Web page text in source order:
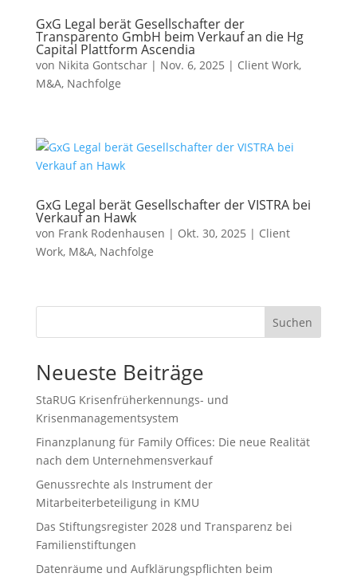
GxG Legal berät Gesellschafter der
Transparento GmbH beim Verkauf an die Hg
Capital Plattform Ascendia
von Nikita Gontschar| Nov. 6, 2025 | Client Work,
M&A, Nachfolge
GxG Legal berät Gesellschafter der VISTRA bei
Verkauf an Hawk
von Frank Rodenhausen | Okt. 30, 2025 | Client
Work, M&A, Nachfolge
Suchen
Neueste Beiträge
StaRUG Krisenfrüherkennungs- und
Krisenmanagementsystem
Finanzplanung für Family Offices: Die neue Realität
nach dem Unternehmensverkauf
Genussrechte als Instrument der
Mitarbeiterbeteiligung in KMU
Das Stiftungsregister 2028 und Transparenz bei
Familienstiftungen
Datenräume und Aufklärungspflichten beim